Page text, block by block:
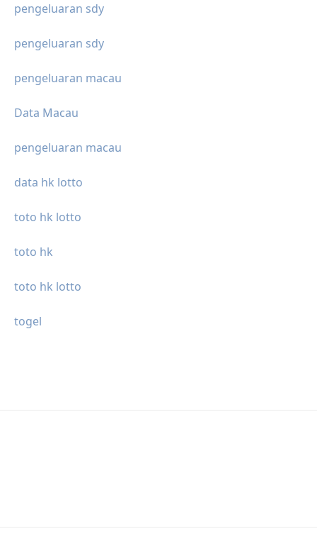
pengeluaran sdy
pengeluaran sdy
pengeluaran macau
Data Macau
pengeluaran macau
data hk lotto
toto hk lotto
toto hk
toto hk lotto
togel